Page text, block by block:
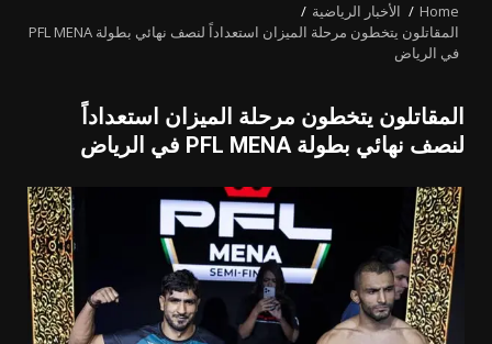
Home
الأخبار الرياضية
المقاتلون يتخطون مرحلة الميزان استعداداً لنصف نهائي بطولة PFL MENA
في الرياض
المقاتلون يتخطون مرحلة الميزان استعداداً
لنصف نهائي بطولة PFL MENA في الرياض